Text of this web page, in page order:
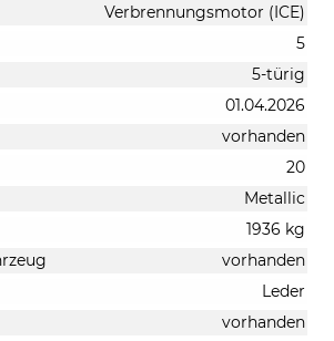
Verbrennungsmotor (ICE)
5
5-türig
01.04.2026
vorhanden
20
Metallic
1936 kg
vorhanden
Leder
vorhanden